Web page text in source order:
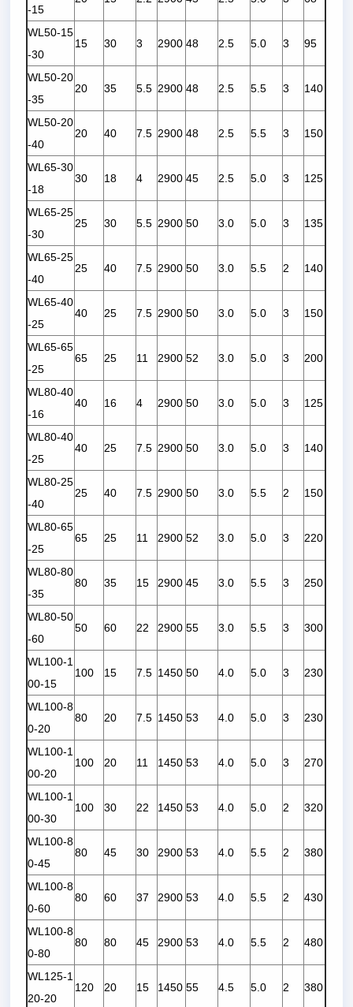
-15
WL50-15
-30
15 30 3 2900 48 2.5 5.0 3 95
WL50-20
-35
20 35 5.5 2900 48 2.5 5.5 3 140
WL50-20
-40
20 40 7.5 2900 48 2.5 5.5 3 150
WL65-30
-18
30 18 4 2900 45 2.5 5.0 3 125
WL65-25
-30
25 30 5.5 2900 50 3.0 5.0 3 135
WL65-25
-40
25 40 7.5 2900 50 3.0 5.5 2 140
WL65-40
-25
40 25 7.5 2900 50 3.0 5.0 3 150
WL65-65
-25
65 25 11 2900 52 3.0 5.0 3 200
WL80-40
-16
40 16 4 2900 50 3.0 5.0 3 125
WL80-40
-25
40 25 7.5 2900 50 3.0 5.0 3 140
WL80-25
-40
25 40 7.5 2900 50 3.0 5.5 2 150
WL80-65
-25
65 25 11 2900 52 3.0 5.0 3 220
WL80-80
-35
80 35 15 2900 45 3.0 5.5 3 250
WL80-50
-60
50 60 22 2900 55 3.0 5.5 3 300
WL100-1
00-15
100 15 7.5 1450 50 4.0 5.0 3 230
WL100-8
0-20
80 20 7.5 1450 53 4.0 5.0 3 230
WL100-1
00-20
100 20 11 1450 53 4.0 5.0 3 270
WL100-1
00-30
100 30 22 1450 53 4.0 5.0 2 320
WL100-8
0-45
80 45 30 2900 53 4.0 5.5 2 380
WL100-8
0-60
80 60 37 2900 53 4.0 5.5 2 430
WL100-8
0-80
80 80 45 2900 53 4.0 5.5 2 480
WL125-1
20-20
120 20 15 1450 55 4.5 5.0 2 380